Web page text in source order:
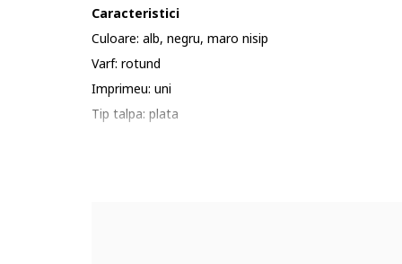
Caracteristici
Culoare: alb, negru, maro nisip
Varf: rotund
Imprimeu: uni
Tip talpa: plata